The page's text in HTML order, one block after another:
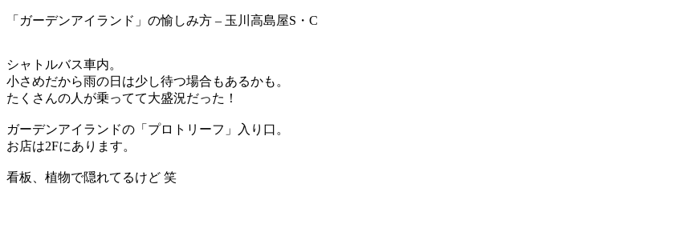
「ガーデンアイランド」の愉しみ方 – 玉川高島屋S・C
シャトルバス車内。
小さめだから雨の日は少し待つ場合もあるかも。
たくさんの人が乗ってて大盛況だった！
ガーデンアイランドの「プロトリーフ」入り口。
お店は2Fにあります。
看板、植物で隠れてるけど 笑